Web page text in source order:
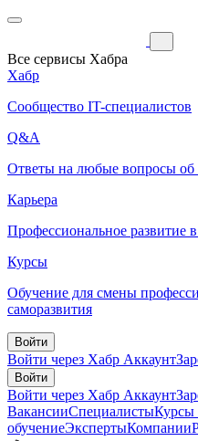
Все сервисы Хабра
Хабр
Сообщество IT-специалистов
Q&A
Ответы на любые вопросы об
Карьера
Профессиональное развитие
Курсы
Обучение для смены
саморазвития
Войти
Войти через Хабр Аккаунт
Войти
Войти через Хабр Аккаунт
ВакансииСпециалистыКурсы
обучениеЭкспертыКомпании